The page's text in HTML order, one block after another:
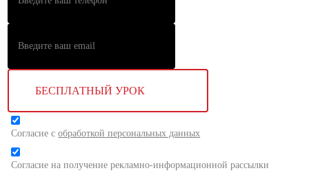
БЕСПЛАТНЫЙ УРОК
Согласие собработкой персональных данных
Согласие на получение рекламно-информационной рассылки